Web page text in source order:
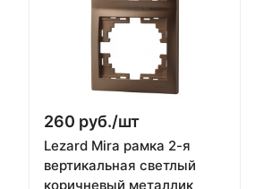
260 руб./шт
Lezard Mira рамка 2-я
вертикальная светлый
коричневый металлик